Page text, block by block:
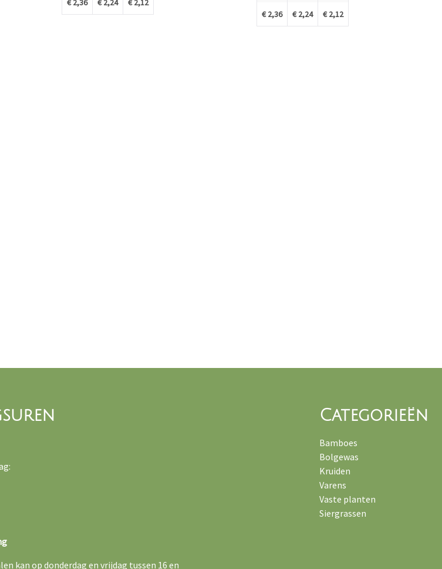
€ 2,36 € 2,24 € 2,12
€ 2,36 € 2,24 € 2,12
kan op donderdag en vrijdag tussen 16 en
Categorieën
Bamboes
Bolgewas
Kruiden
Varens
Vaste planten
Siergrassen